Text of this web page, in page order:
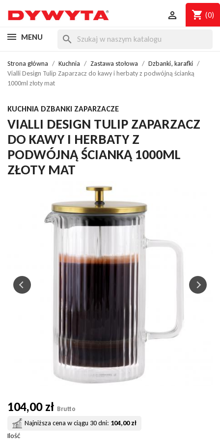
shopping_cart (0)

MENU search
Strona główna Kuchnia Zastawa stołowa
Dzbanki, karafki
Vialli Design Tulip Zaparzacz do kawy i herbaty z podwójną ścianką
1000ml złoty mat
KUCHNIA DZBANKI ZAPARZACZE
VIALLI DESIGN TULIP ZAPARZACZ
DO KAWY I HERBATY Z
PODWÓJNĄ ŚCIANKĄ 1000ML
ZŁOTY MAT
104,00 zł Brutto
Najniższa cena w ciągu 30 dni: 104,00 zł
Ilość